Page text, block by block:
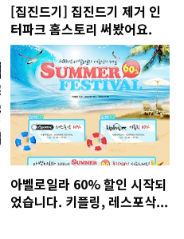
[집진드기] 집진드기 제거 인
터파크 홈스토리 써봤어요.
아벨로일라 60% 할인 시작되
었습니다. 키플링, 레스포삭...